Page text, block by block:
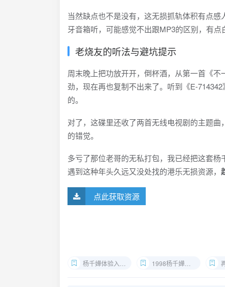
当然缺点也不是没有，这无损抓轨体积有点
牙音箱听，可能感觉不出跟MP3的区别，有点
老烧友的听法与避坑提示
周末晚上把功放开开，倒杯酒，从第一首《
劲，现在再也复制不出来了。听到《E-
的。
对了，这碟里还收了两首无线电视剧的主题
的错觉。
多亏了那位老哥的无私打包，我已经把这套杨
遇到这种年头久远又没处找的港乐无损资源，
点此获取资源
杨千嬅体验入学无损 1998杨千嬅精选flac